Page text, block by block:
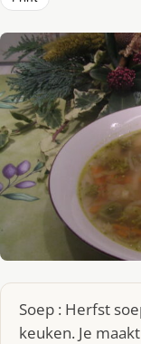
Soep : Herfst
keuken. Je